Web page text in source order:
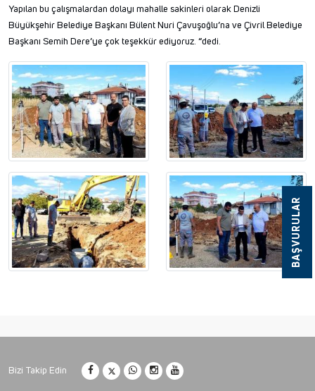
BAŞVURULAR
Yapılan bu çalışmalardan dolayı mahalle sakinleri olarak Denizli
Büyükşehir Belediye Başkanı Bülent Nuri Çavuşoğlu’na ve Çivril Belediye
Başkanı Semih Dere’ye çok teşekkür ediyoruz. “dedi.
Bizi Takip Edin